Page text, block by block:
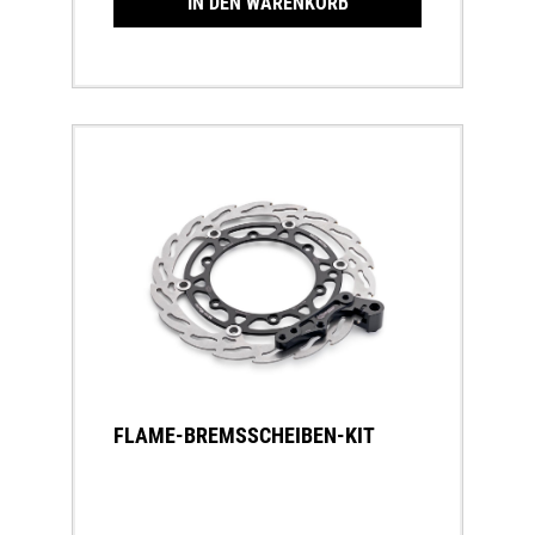
FLAME-BREMSSCHEIBEN-KIT